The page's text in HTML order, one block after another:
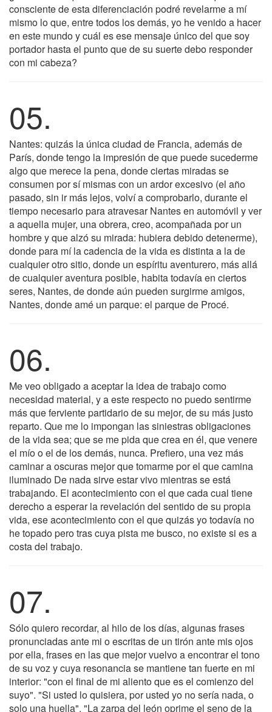
consciente de esta diferenciación podré revelarme a mí
mismo lo que, entre todos los demás, yo he venido a hacer
en este mundo y cuál es ese mensaje único del que soy
portador hasta el punto que de su suerte debo responder
con mi cabeza?
05.
Nantes: quizás la única ciudad de Francia, además de
París, donde tengo la impresión de que puede sucederme
algo que merece la pena, donde ciertas miradas se
consumen por sí mismas con un ardor excesivo (el año
pasado, sin ir más lejos, volví a comprobarlo, durante el
tiempo necesario para atravesar Nantes en automóvil y ver
a aquella mujer, una obrera, creo, acompañada por un
hombre y que alzó su mirada: hubiera debido detenerme),
donde para mí la cadencia de la vida es distinta a la de
cualquier otro sitio, donde un espíritu aventurero, más allá
de cualquier aventura posible, habita todavía en ciertos
seres, Nantes, de donde aún pueden surgirme amigos,
Nantes, donde amé un parque: el parque de Procé.
06.
Me veo obligado a aceptar la idea de trabajo como
necesidad material, y a este respecto no puedo sentirme
más que ferviente partidario de su mejor, de su más justo
reparto. Que me lo impongan las siniestras obligaciones
de la vida sea; que se me pida que crea en él, que venere
el mío o el de los demás, nunca. Prefiero, una vez más
caminar a oscuras mejor que tomarme por el que camina
iluminado De nada sirve estar vivo mientras se está
trabajando. El acontecimiento con el que cada cual tiene
derecho a esperar la revelación del sentido de su propia
vida, ese acontecimiento con el que quizás yo todavía no
he topado pero tras cuya pista me busco, no existe si es a
costa del trabajo.
07.
Sólo quiero recordar, al hilo de los días, algunas frases
pronunciadas ante mi o escritas de un tirón ante mis ojos
por ella, frases en las que mejor vuelvo a encontrar el tono
de su voz y cuya resonancia se mantiene tan fuerte en mi
interior: "con el final de mi aliento que es el comienzo del
suyo". "Si usted lo quisiera, por usted yo no sería nada, o
solo una huella". "La zarpa del león oprime el seno de la